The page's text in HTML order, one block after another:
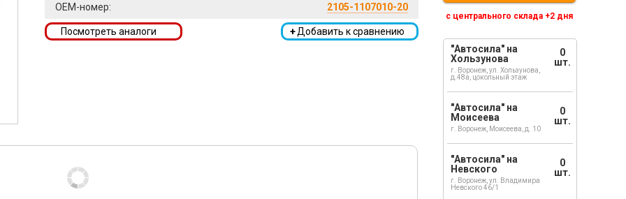
OEM-номер:
2105-1107010-20
+Добавить к сравнению
Посмотреть аналоги
с центрального склада +2 дня
"Автосила" на
Хользунова
г. Воронеж, ул. Хользунова,
д.48а, цокольный этаж
0
шт.
"Автосила" на
Моисеева
г. Воронеж, Моисеева, д. 10
0
шт.
"Автосила" на
Невского
г. Воронеж, ул. Владимира
Невского 46/1
0
шт.